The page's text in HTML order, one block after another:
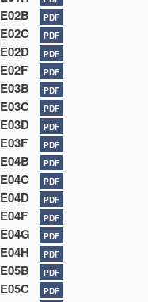
E02B PDF
E02C PDF
E02D PDF
E02F PDF
E03B PDF
E03C PDF
E03D PDF
E03F PDF
E04B PDF
E04C PDF
E04D PDF
E04F PDF
E04G PDF
E04H PDF
E05B PDF
E05C PDF